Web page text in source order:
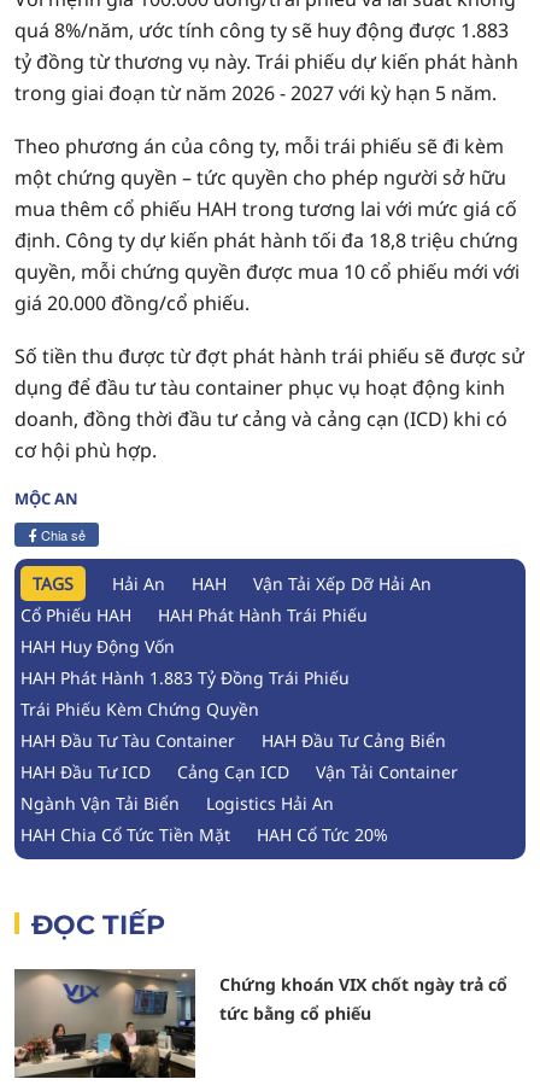
quá 8%/năm, ước tính công ty sẽ huy động được 1.883
tỷ đồng từ thương vụ này. Trái phiếu dự kiến phát hành
trong giai đoạn từ năm 2026 - 2027 với kỳ hạn 5 năm.
Theo phương án của công ty, mỗi trái phiếu sẽ đi kèm
một chứng quyền – tức quyền cho phép người sở hữu
mua thêm cổ phiếu HAH trong tương lai với mức giá cố
định. Công ty dự kiến phát hành tối đa 18,8 triệu chứng
quyền, mỗi chứng quyền được mua 10 cổ phiếu mới với
giá 20.000 đồng/cổ phiếu.
Số tiền thu được từ đợt phát hành trái phiếu sẽ được sử
dụng để đầu tư tàu container phục vụ hoạt động kinh
doanh, đồng thời đầu tư cảng và cảng cạn (ICD) khi có
cơ hội phù hợp.
MỘC AN
Chia sẻ
TAGS Hải An HAH
Vận Tải Xếp Dỡ Hải An
Cổ Phiếu HAH
HAH Phát Hành Trái Phiếu
HAH Huy Động Vốn
HAH Phát Hành 1.883 Tỷ Đồng Trái Phiếu
Trái Phiếu Kèm Chứng Quyền
HAH Đầu Tư Tàu Container
HAH Đầu Tư Cảng Biển
HAH Đầu Tư ICD
Cảng Cạn ICD
Vận Tải Container
Ngành Vận Tải Biển
Logistics Hải An
HAH Chia Cổ Tức Tiền Mặt
HAH Cổ Tức 20%
ĐỌC TIẾP
Chứng khoán VIX chốt ngày trả cổ
tức bằng cổ phiếu